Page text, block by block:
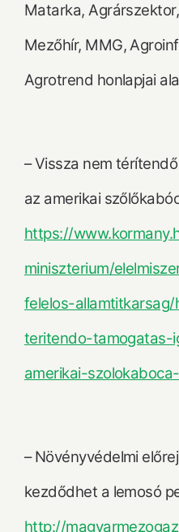
Matarka,
Mezőhír, MMG,
Agrotrend honlapjai
– Vissza nem
az amerikai
https://
miniszterium/
felelos-
teritendo-tamogatas-
amerikai-
– Növényvédelmi
kezdődhet a lemosó
http://